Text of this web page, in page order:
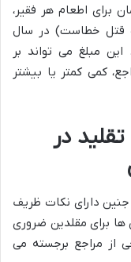
با فرض نرخ تخمینی 150,000 تومان برای اطعام هر فقیر،
قتل خطاست) در سال
بود. این مبلغ می تواند بر
کمی کمتر یا بیشتر
در
دارای نکات ظریف
برای مقلدین ضروری
از مراجع برجسته می